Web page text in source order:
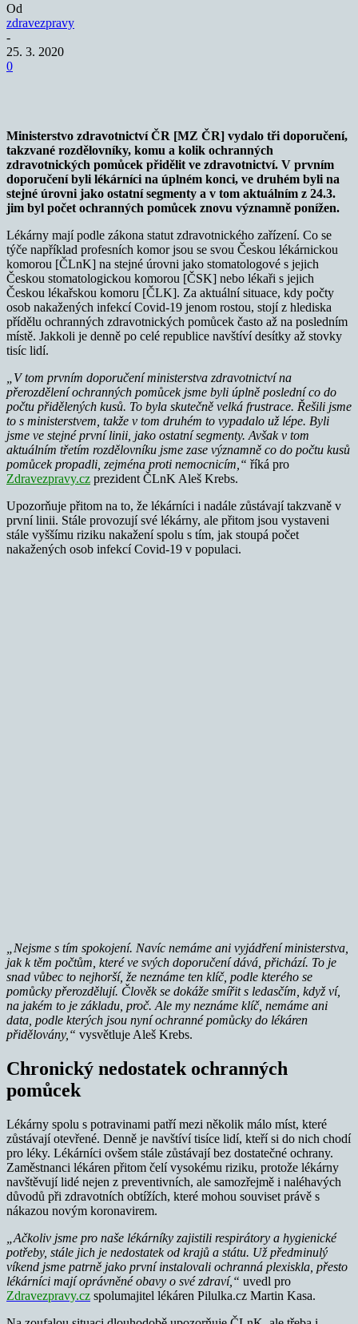
Od
zdravezpravy
-
25. 3. 2020
0
Ministerstvo zdravotnictví ČR [MZ ČR] vydalo tři doporučení,
takzvané rozdělovníky, komu a kolik ochranných
zdravotnických pomůcek přidělit ve zdravotnictví. V prvním
doporučení byli lékárníci na úplném konci, ve druhém byli na
stejné úrovni jako ostatní segmenty a v tom aktuálním z 24.3.
jim byl počet ochranných pomůcek znovu významně ponížen.
Lékárny mají podle zákona statut zdravotnického zařízení. Co se
týče například profesních komor jsou se svou Českou lékárnickou
komorou [ČLnK] na stejné úrovni jako stomatologové s jejich
Českou stomatologickou komorou [ČSK] nebo lékaři s jejich
Českou lékařskou komoru [ČLK]. Za aktuální situace, kdy počty
osob nakažených infekcí Covid-19 jenom rostou, stojí z hlediska
přídělu ochranných zdravotnických pomůcek často až na posledním
místě. Jakkoli je denně po celé republice navštíví desítky až stovky
tisíc lidí.
„V tom prvním doporučení ministerstva zdravotnictví na
přerozdělení ochranných pomůcek jsme byli úplně poslední co do
počtu přidělených kusů. To byla skutečně velká frustrace. Řešili jsme
to s ministerstvem, takže v tom druhém to vypadalo už lépe. Byli
jsme ve stejné první linii, jako ostatní segmenty. Avšak v tom
aktuálním třetím rozdělovníku jsme zase významně co do počtu kusů
pomůcek propadli, zejména proti nemocnicím,“ říká pro
Zdravezpravy.cz prezident ČLnK Aleš Krebs.
Upozorňuje přitom na to, že lékárníci i nadále zůstávají takzvaně v
první linii. Stále provozují své lékárny, ale přitom jsou vystaveni
stále vyššímu riziku nakažení spolu s tím, jak stoupá počet
nakažených osob infekcí Covid-19 v populaci.
„Nejsme s tím spokojení. Navíc nemáme ani vyjádření ministerstva,
jak k těm počtům, které ve svých doporučení dává, přichází. To je
snad vůbec to nejhorší, že neznáme ten klíč, podle kterého se
pomůcky přerozdělují. Člověk se dokáže smířit s ledasčím, když ví,
na jakém to je základu, proč. Ale my neznáme klíč, nemáme ani
data, podle kterých jsou nyní ochranné pomůcky do lékáren
přidělovány,“ vysvětluje Aleš Krebs.
Chronický nedostatek ochranných
pomůcek
Lékárny spolu s potravinami patří mezi několik málo míst, které
zůstávají otevřené. Denně je navštíví tisíce lidí, kteří si do nich chodí
pro léky. Lékárníci ovšem stále zůstávají bez dostatečné ochrany.
Zaměstnanci lékáren přitom čelí vysokému riziku, protože lékárny
navštěvují lidé nejen z preventivních, ale samozřejmě i naléhavých
důvodů při zdravotních obtížích, které mohou souviset právě s
nákazou novým koronavirem.
„Ačkoliv jsme pro naše lékárníky zajistili respirátory a hygienické
potřeby, stále jich je nedostatek od krajů a státu. Už předminulý
víkend jsme patrně jako první instalovali ochranná plexiskla, přesto
lékárníci mají oprávněné obavy o své zdraví,“ uvedl pro
Zdravezpravy.cz spolumajitel lékáren Pilulka.cz Martin Kasa.